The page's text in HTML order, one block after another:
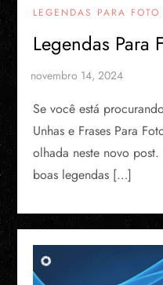
LEGENDAS PARA FOTO
Legendas Para
Se você está
Unhas e Frases Para
olhada neste novo
boas legendas […]